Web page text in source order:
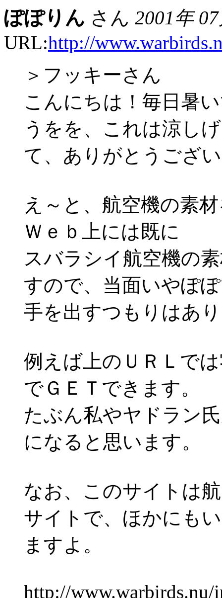
ぽぽりん さん 2001年
URL:http://
＞フッキーさん
こんにちは！毎日暑
うをを、これは涼し
て、ありがとうござ
え～と、航空機の素
Ｗｅｂ上には既に
スバラシイ航空機の
すので、当面いやぽ
手を出すつもりはあ
例えば上のＵＲＬで
でＧＥＴできます。
たぶん私やヤドラン
になると思います。
なお、このサイトは
サイトで、ほかにも
ますよ。
http://www.warbirds.nu/